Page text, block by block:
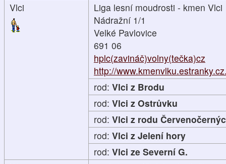
Vlci
Liga lesní moudrosti - kmen Vlci
Nádražní 1/1
Velké Pavlovice
691 06
hplc(zavináč)volny(tečka)cz
http://
rod: Vlci z Brodu
rod: Vlci z Ostrůvku
rod: Vlci z rodu
rod: Vlci z Jelení hory
rod: Vlci ze Severní G.